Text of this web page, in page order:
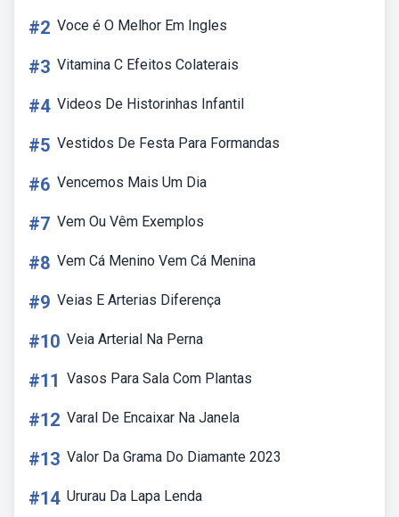
#2 Voce é O Melhor Em Ingles
#3 Vitamina C Efeitos Colaterais
#4 Videos De Historinhas Infantil
#5 Vestidos De Festa Para Formandas
#6 Vencemos Mais Um Dia
#7 Vem Ou Vêm Exemplos
#8 Vem Cá Menino Vem Cá Menina
#9 Veias E Arterias Diferença
#10 Veia Arterial Na Perna
#11 Vasos Para Sala Com Plantas
#12 Varal De Encaixar Na Janela
#13 Valor Da Grama Do Diamante 2023
#14 Ururau Da Lapa Lenda